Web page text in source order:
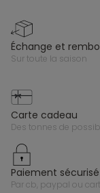
échange et
sur toute la saison
carte cadeau
des tonnes de
paiement sécurisé
par cb, paypal ou